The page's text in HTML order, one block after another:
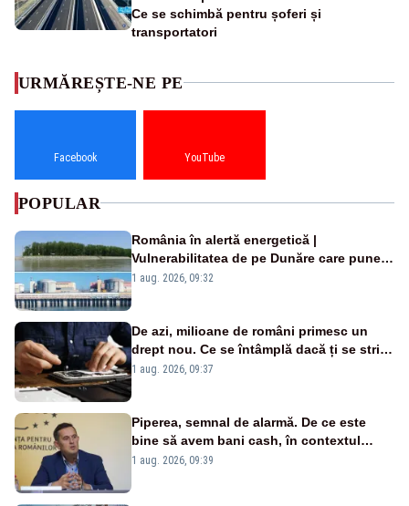
Ce se schimbă pentru șoferi și
transportatori
URMĂREȘTE-NE PE
Facebook YouTube
POPULAR
România în alertă energetică |
Vulnerabilitatea de pe Dunăre care pune
în pericol Centrala Cernavodă era
1 aug. 2026, 09:32
De azi, milioane de români primesc un
drept nou. Ce se întâmplă dacă ți se strică
un produs
1 aug. 2026, 09:37
Piperea, semnal de alarmă. De ce este
bine să avem bani cash, în contextul
alertei energetice?
1 aug. 2026, 09:39